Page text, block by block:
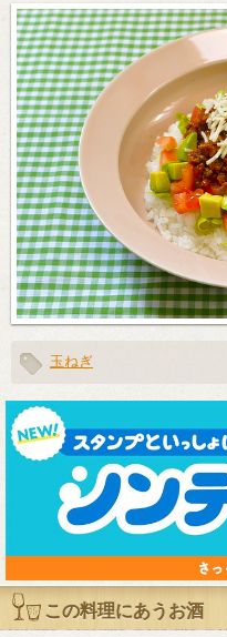
玉ねぎ
この料理にあうお酒